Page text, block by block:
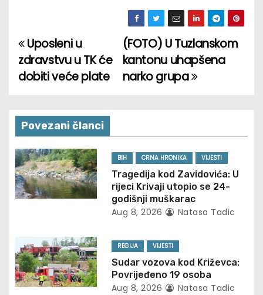
P
o
t
n
a
v
g
a
(FOTO) U Tuzlanskom
kantonu uhapšena
narko grupa
Uposleni u
zdravstvu u TK će
dobiti veće plate
Povezani članci
BIH CRNA HRONIKA VIJESTI
Tragedija kod Zavidovića: U
rijeci Krivaji utopio se 24-
godišnji muškarac
Aug 8, 2026 Natasa Tadic
REGIJA VIJESTI
Sudar vozova kod Križevca:
Povrijeđeno 19 osoba
Aug 8, 2026 Natasa Tadic